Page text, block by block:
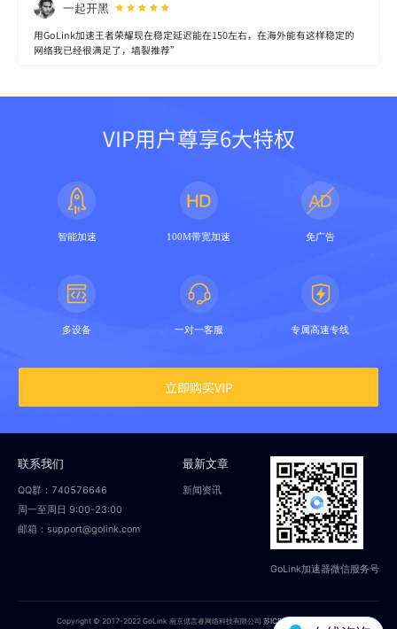
一起开黑
用GoLink加速王者荣耀现在稳定延迟能在150左右，在海外能有这样稳定的
网络我已经很满足了，墙裂推荐”
VIP用户尊享6大特权
智能加速 100M带宽加速 免广告
多设备 一对一客服 专属高速专线
立即购买VIP
联系我们
QQ群：740576646
周一至周日 9:00-23:00
邮箱：support@golink.com
最新文章
新闻资讯
GoLink加速器微信服务号
Copyright © 2017-2022 GoLink 南京偲言睿网络科技有限公司苏ICP备18014251号-2